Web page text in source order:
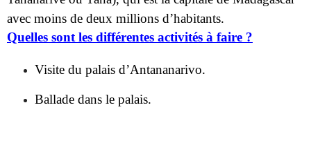
Visite du palais d’Antananarivo.
Ballade dans le palais.
2/ NOSY BE